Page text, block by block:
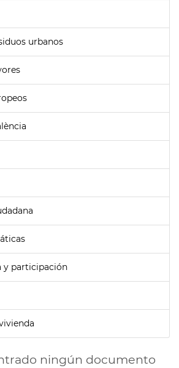
urbanos
y participación
ningún documento